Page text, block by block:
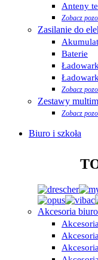
Anteny
Zobacz
Zasilanie do
Baterie
Zobacz
Zestawy
Zobacz
Biuro i szkoła
Akcesoria